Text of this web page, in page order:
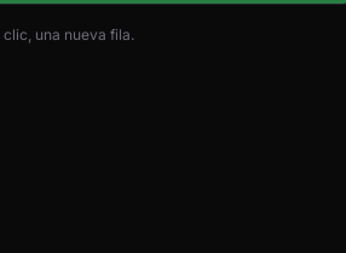
una nueva fila.